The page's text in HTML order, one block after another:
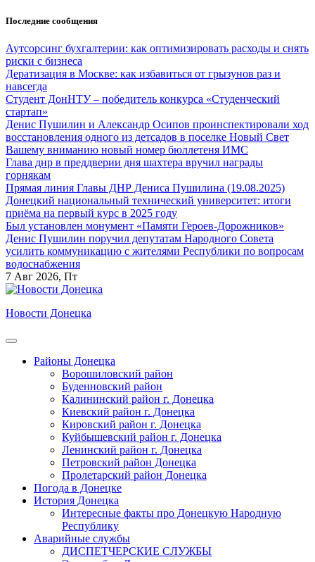
Перейти
содержанию
Последние сообщения
Аутсорсинг бухгалтерии: как оптимизировать расходы и снять
риски с бизнеса
Дератизация в Москве: как избавиться от грызунов раз и
навсегда
Студент ДонНТУ – победитель конкурса «Студенческий
стартап»
Денис Пушилин и Александр Осипов проинспектировали ход
восстановления одного из детсадов в поселке Новый Свет
Вашему вниманию новый номер бюллетеня ИМС
Глава днр в преддверии дня шахтера вручил награды
горнякам
Прямая линия Главы ДНР Дениса Пушилина (19.08.2025)
Донецкий национальный технический университет: итоги
приёма на первый курс в 2025 году
Был установлен монумент «Памяти Героев-Дорожников»
Денис Пушилин поручил депутатам Народного Совета
усилить коммуникацию с жителями Республики по вопросам
водоснабжения
7 Авг 2026, Пт
Новости Донецка
Районы Донецка
Ворошиловский район
Буденновский район
Калининский район г. Донецка
Киевский район г. Донецка
Кировский район г. Донецка
Куйбышевский район г. Донецка
Ленинский район г. Донецка
Петровский район Донецка
Пролетарский район Донецка
Погода в Донецке
История Донецка
Интересные факты про Донецкую Народную
Республику
Аварийные службы
ДИСПЕТЧЕРСКИЕ СЛУЖБЫ